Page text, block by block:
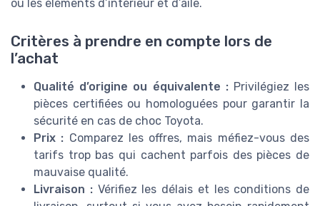
ou les éléments d’intérieur et d’aile.
Critères à prendre en compte lors de
l’achat
Qualité d’origine ou équivalente :Privilégiez les
pièces certifiées ou homologuées pour garantir la
sécurité en cas de choc Toyota.
Prix : Comparez les offres, mais méfiez-vous des
tarifs trop bas qui cachent parfois des pièces de
mauvaise qualité.
Livraison :Vérifiez les délais et les conditions de